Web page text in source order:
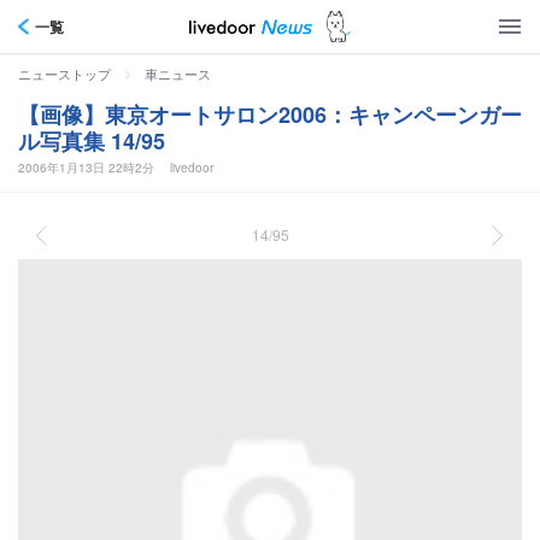
一覧
ニューストップ > 車ニュース
【画像】東京オートサロン2006：キャンペーンガー
ル写真集 14/95
2006年1月13日 22時2分 livedoor
14/95